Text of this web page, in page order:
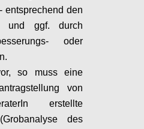
entsprechend den
und ggf. durch
oder
so muss eine
von
erstellte
des